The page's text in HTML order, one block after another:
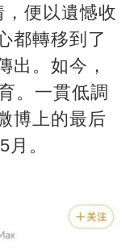
便以遺憾收
都轉移到了
出。如今，
。一貫低調
博上的最后
。